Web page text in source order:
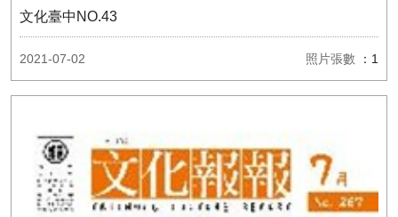
文化臺中NO.43
2021-07-02 照片張數 ：1